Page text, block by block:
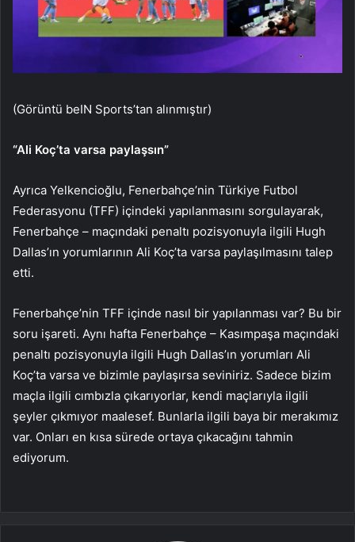
(Görüntü beIN Sports’tan alınmıştır)
“Ali Koç’ta varsa paylaşsın”
Ayrıca Yelkencioğlu, Fenerbahçe’nin Türkiye Futbol
Federasyonu (TFF) içindeki yapılanmasını sorgulayarak,
Fenerbahçe – maçındaki penaltı pozisyonuyla ilgili Hugh
Dallas’ın yorumlarının Ali Koç’ta varsa paylaşılmasını talep
etti.
Fenerbahçe’nin TFF içinde nasıl bir yapılanması var? Bu bir
soru işareti. Aynı hafta Fenerbahçe – Kasımpaşa maçındaki
penaltı pozisyonuyla ilgili Hugh Dallas’ın yorumları Ali
Koç’ta varsa ve bizimle paylaşırsa seviniriz. Sadece bizim
maçla ilgili cımbızla çıkarıyorlar, kendi maçlarıyla ilgili
şeyler çıkmıyor maalesef. Bunlarla ilgili baya bir merakımız
var. Onları en kısa sürede ortaya çıkacağını tahmin
ediyorum.